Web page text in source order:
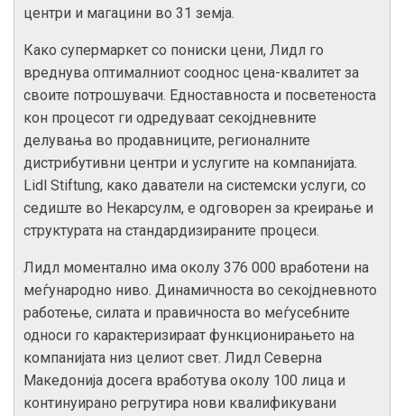
центри и магацини во 31 земја.
Како супермаркет со пониски цени, Лидл го
вреднува оптималниот сооднос цена-квалитет за
своите потрошувачи. Едноставноста и посветеноста
кон процесот ги одредуваат секојдневните
делувања во продавниците, регионалните
дистрибутивни центри и услугите на компанијата.
Lidl Stiftung, како даватели на системски услуги, со
седиште во Некарсулм, е одговорен за креирање и
структурата на стандардизираните процеси.
Лидл моментално има околу 376 000 вработени на
меѓународно ниво. Динамичноста во секојдневното
работење, силата и правичноста во меѓусебните
односи го карактеризираат функционирањето на
компанијата низ целиот свет. Лидл Северна
Македонија досега вработува околу 100 лица и
континуирано регрутира нови квалификувани